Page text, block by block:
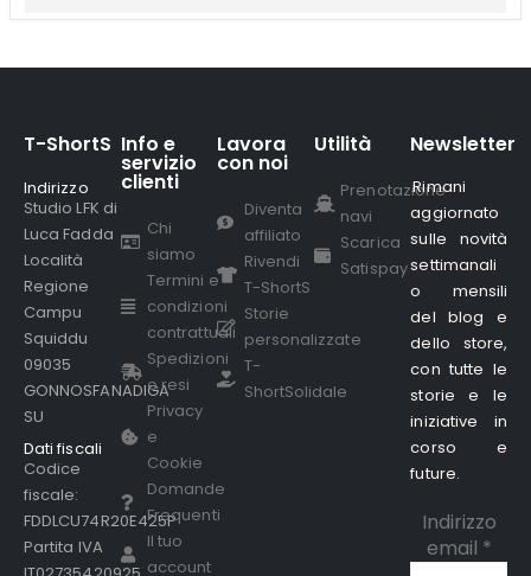
T-ShortS
Indirizzo
Studio LFK di
Luca Fadda
Località
Regione
Campu
Squiddu
09035
GONNOSFANADIGA
SU
Dati fiscali
Codice
fiscale:
FDDLCU74R20E425P
Partita IVA
Info e
servizio
clienti
Chi
siamo
Termini e
condizioni
contrattuali
Spedizioni
e resi
Privacy
e
Cookie
Domande
Frequenti
Il tuo
account
Lavora
con noi
Diventa
affiliato
Rivendi
T-ShortS
Storie
personalizzate
T-
ShortSolidale
Utilità
Prenotazione
navi
Scarica
Satispay
Newsletter
.Rimani
aggiornato
sulle novità
settimanali
o mensili
del blog e
dello store,
con tutte le
storie e le
iniziative in
corso e
future.
Indirizzo
email *